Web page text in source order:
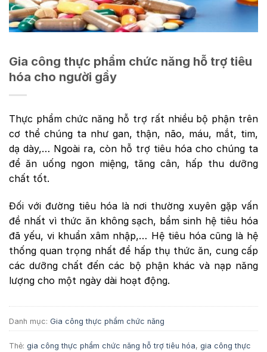
Gia công thực phẩm chức năng hỗ trợ tiêu
hóa cho người gầy
Thực phẩm chức năng hỗ trợ rất nhiều bộ phận trên
cơ thể chúng ta như gan, thận, não, máu, mắt, tim,
dạ dày,… Ngoài ra, còn hỗ trợ tiêu hóa cho chúng ta
để ăn uống ngon miệng, tăng cân, hấp thu dưỡng
chất tốt.
Đối với đường tiêu hóa là nơi thường xuyên gặp vấn
đề nhất vì thức ăn không sạch, bẩm sinh hệ tiêu hóa
đã yếu, vi khuẩn xâm nhập,… Hệ tiêu hóa cũng là hệ
thống quan trọng nhất để hấp thụ thức ăn, cung cấp
các dưỡng chất đến các bộ phận khác và nạp năng
lượng cho một ngày dài hoạt động.
Danh mục: Gia công thực phẩm chức năng
Thẻ: gia công thực phẩm chức năng hỗ trợ tiêu hóa, gia công thực